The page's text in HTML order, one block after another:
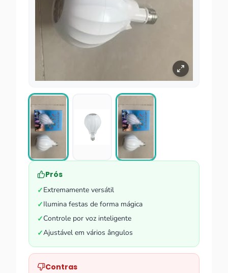
Prós
✓Extremamente versátil
✓Ilumina festas de forma mágica
✓Controle por voz inteligente
✓Ajustável em vários ângulos
Contras